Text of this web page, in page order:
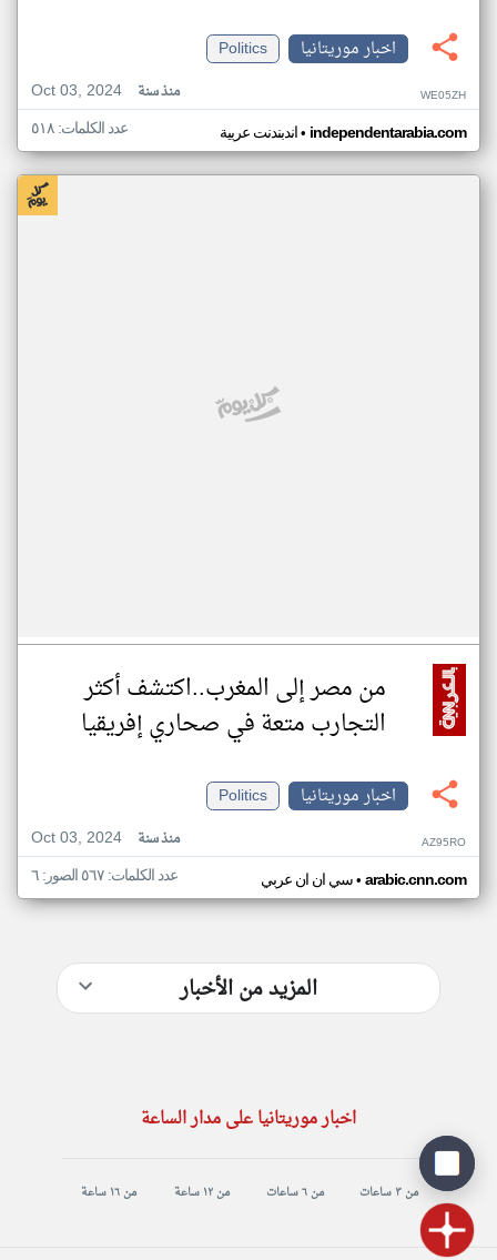
اخبار موريتانيا
Politics
Oct 03, 2024
منذ سنة WE05ZH
اندبندنت عربية• independentarabia.com عدد الكلمات: ٥١٨
من مصر إلى المغرب..اكتشف أكثر
التجارب متعة في صحاري إفريقيا
اخبار موريتانيا
Politics
Oct 03, 2024
منذ سنة AZ95RO
سي ان ان عربي• arabic.cnn.com عدد الكلمات: ٥٦٧ الصور: ٦
المزيد من الأخبار
اخبار موريتانيا على مدار الساعة
من ٣ ساعات من ٦ ساعات من ١٢ ساعة من ١٦ ساعة